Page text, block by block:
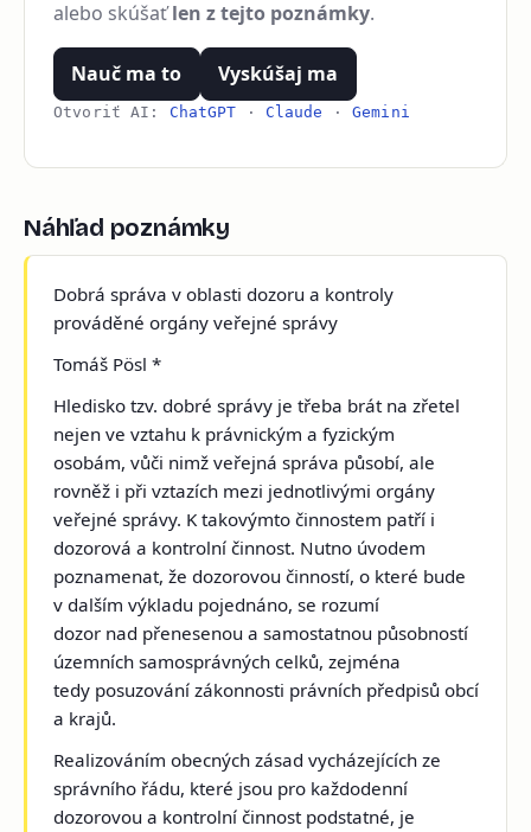
alebo skúšaťlen z tejto poznámky.
Nauč ma to Vyskúšaj ma
Otvoriť AI: ChatGPT · Claude ·Gemini
Náhľad poznámky
Dobrá správa v oblasti dozoru a kontroly
prováděné orgány veřejné správy
Tomáš Pösl *
Hledisko tzv. dobré správy je třeba brát na zřetel
nejen ve vztahu k právnickým a fyzickým
osobám, vůči nimž veřejná správa působí, ale
rovněž i při vztazích mezi jednotlivými orgány
veřejné správy. K takovýmto činnostem patří i
dozorová a kontrolní činnost. Nutno úvodem
poznamenat, že dozorovou činností, o které bude
v dalším výkladu pojednáno, se rozumí
dozor nad přenesenou a samostatnou působností
územních samosprávných celků, zejména
tedy posuzování zákonnosti právních předpisů obcí
a krajů.
Realizováním obecných zásad vycházejících ze
správního řádu, které jsou pro každodenní
dozorovou a kontrolní činnost podstatné, je